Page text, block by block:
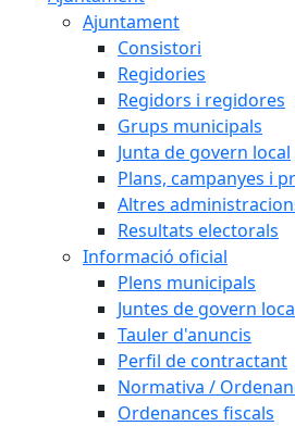
Ajuntament
Consistori
Regidories
Regidors i regidores
Grups municipals
Junta de govern local
Plans, campanyes i
Altres
Resultats electorals
Informació oficial
Plens municipals
Juntes de govern
Tauler d'anuncis
Perfil de contractant
Normativa /
Ordenances fiscals